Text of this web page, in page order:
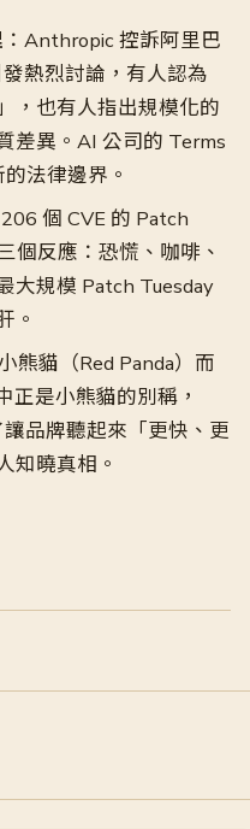
：Anthropic 控訴阿里巴
熱烈討論，有人認為
，也有人指出規模化的
差異。AI 公司的 Terms
法律邊界。
個 CVE 的 Patch
個反應：恐慌、咖啡、
規模 Patch Tuesday
。
熊貓（Red Panda）而
是小熊貓的別稱，
品牌聽起來「更快、更
知曉真相。